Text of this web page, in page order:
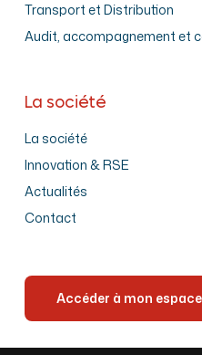
Transport et Distribution
Audit, accompagnement et
La société
La société
Innovation & RSE
Actualités
Contact
Accéder à mon